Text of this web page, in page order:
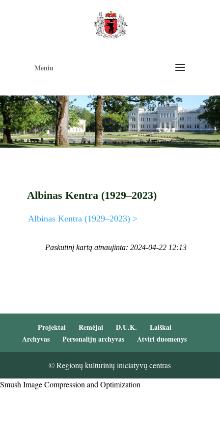
Meniu
Albinas Kentra (1929–2023)
Albinas Kentra (1929–2023) >
Paskutinį kartą atnaujinta: 2024-04-22 12:13
Projektai Remėjai D.U.K.
Laiškai
Archyvas
Personalijų archyvas Atviri duomenys
© Regionų kultūrinių iniciatyvų centras
Smush Image Compression and Optimization